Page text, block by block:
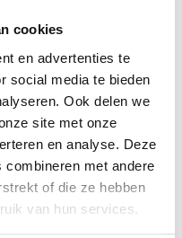
cookies
en advertenties te
social media te bieden
Ook delen we
site met onze
en analyse. Deze
combineren met andere
of die ze hebben
van hun services.
belangrijk om een
van mensen. Voor
voor
Hiervoor moeten
gebracht. Daar een plan
op de
coachen/begeleiden is